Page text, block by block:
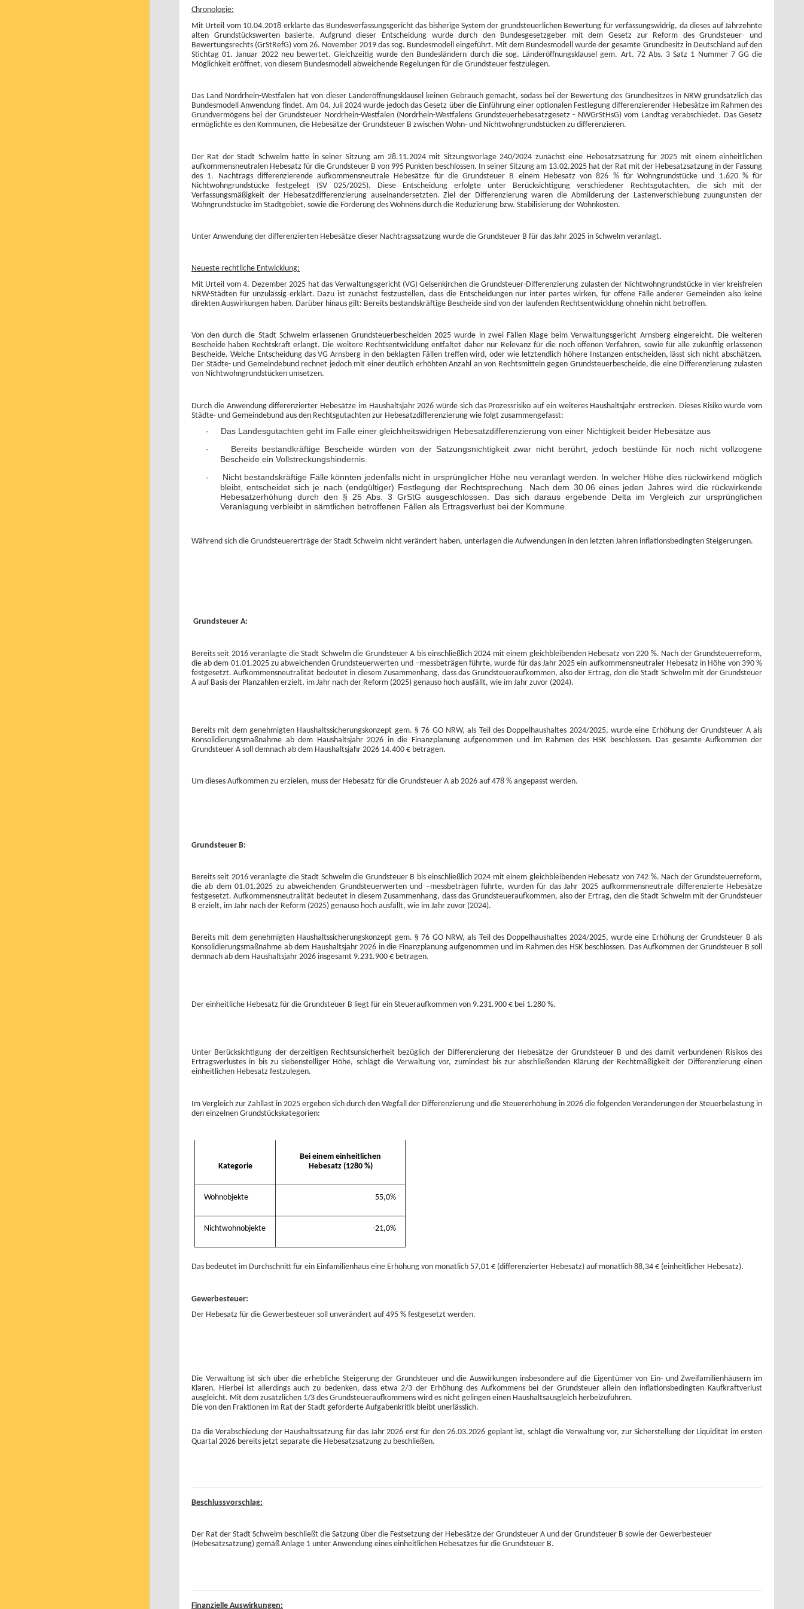
Chronologie:
Mit Urteil vom 10.04.2018 erklärte das Bundesverfassungsgericht das bisherige System der grundsteuerlichen Bewertung für verfassungswidrig, da dieses auf Jahrzehnte
alten Grundstückswerten basierte. Aufgrund dieser Entscheidung wurde durch den Bundesgesetzgeber mit dem Gesetz zur Reform des Grundsteuer- und
Bewertungsrechts (GrStRefG) vom 26. November 2019 das sog. Bundesmodell eingeführt. Mit dem Bundesmodell wurde der gesamte Grundbesitz in Deutschland auf den
Stichtag 01. Januar 2022 neu bewertet. Gleichzeitig wurde den Bundesländern durch die sog. Länderöffnungsklausel gem. Art. 72 Abs. 3 Satz 1 Nummer 7 GG die
Möglichkeit eröffnet, von diesem Bundesmodell abweichende Regelungen für die Grundsteuer festzulegen.
Das Land Nordrhein-Westfalen hat von dieser Länderöffnungsklausel keinen Gebrauch gemacht, sodass bei der Bewertung des Grundbesitzes in NRW grundsätzlich das
Bundesmodell Anwendung findet. Am 04. Juli 2024 wurde jedoch das Gesetz über die Einführung einer optionalen Festlegung differenzierender Hebesätze im Rahmen des
Grundvermögens bei der Grundsteuer Nordrhein-Westfalen (Nordrhein-Westfalens Grundsteuerhebesatzgesetz - NWGrStHsG) vom Landtag verabschiedet. Das Gesetz
ermöglichte es den Kommunen, die Hebesätze der Grundsteuer B zwischen Wohn- und Nichtwohngrundstücken zu differenzieren.
Der Rat der Stadt Schwelm hatte in seiner Sitzung am 28.11.2024 mit Sitzungsvorlage 240/2024 zunächst eine Hebesatzsatzung für 2025 mit einem einheitlichen
aufkommensneutralen Hebesatz für die Grundsteuer B von 995 Punkten beschlossen. In seiner Sitzung am 13.02.2025 hat der Rat mit der Hebesatzsatzung in der Fassung
des 1. Nachtrags differenzierende aufkommensneutrale Hebesätze für die Grundsteuer B einem Hebesatz von 826 % für Wohngrundstücke und 1.620 % für
Nichtwohngrundstücke festgelegt (SV 025/2025). Diese Entscheidung erfolgte unter Berücksichtigung verschiedener Rechtsgutachten, die sich mit der
Verfassungsmäßigkeit der Hebesatzdifferenzierung auseinandersetzten. Ziel der Differenzierung waren die Abmilderung der Lastenverschiebung zuungunsten der
Wohngrundstücke im Stadtgebiet, sowie die Förderung des Wohnens durch die Reduzierung bzw. Stabilisierung der Wohnkosten.
Unter Anwendung der differenzierten Hebesätze dieser Nachtragssatzung wurde die Grundsteuer B für das Jahr 2025 in Schwelm veranlagt.
Neueste rechtliche Entwicklung:
Mit Urteil vom 4. Dezember 2025 hat das Verwaltungsgericht (VG) Gelsenkirchen die Grundsteuer-Differenzierung zulasten der Nichtwohngrundstücke in vier kreisfreien
NRW-Städten für unzulässig erklärt. Dazu ist zunächst festzustellen, dass die Entscheidungen nur inter partes wirken, für offene Fälle anderer Gemeinden also keine
direkten Auswirkungen haben. Darüber hinaus gilt: Bereits bestandskräftige Bescheide sind von der laufenden Rechtsentwicklung ohnehin nicht betroffen.
Von den durch die Stadt Schwelm erlassenen Grundsteuerbescheiden 2025 wurde in zwei Fällen Klage beim Verwaltungsgericht Arnsberg eingereicht. Die weiteren
Bescheide haben Rechtskraft erlangt. Die weitere Rechtsentwicklung entfaltet daher nur Relevanz für die noch offenen Verfahren, sowie für alle zukünftig erlassenen
Bescheide. Welche Entscheidung das VG Arnsberg in den beklagten Fällen treffen wird, oder wie letztendlich höhere Instanzen entscheiden, lässt sich nicht abschätzen.
Der Städte- und Gemeindebund rechnet jedoch mit einer deutlich erhöhten Anzahl an von Rechtsmitteln gegen Grundsteuerbescheide, die eine Differenzierung zulasten
von Nichtwohngrundstücken umsetzen.
Durch die Anwendung differenzierter Hebesätze im Haushaltsjahr 2026 würde sich das Prozessrisiko auf ein weiteres Haushaltsjahr erstrecken. Dieses Risiko wurde vom
Städte- und Gemeindebund aus den Rechtsgutachten zur Hebesatzdifferenzierung wie folgt zusammengefasst:
-
Das Landesgutachten geht im Falle einer gleichheitswidrigen Hebesatzdifferenzierung von einer Nichtigkeit beider Hebesätze aus
-
Bereits bestandkräftige Bescheide würden von der Satzungsnichtigkeit zwar nicht berührt, jedoch bestünde für noch nicht vollzogene
Bescheide ein Vollstreckungshindernis.
-
Nicht bestandskräftige Fälle könnten jedenfalls nicht in ursprünglicher Höhe neu veranlagt werden. In welcher Höhe dies rückwirkend möglich
bleibt, entscheidet sich je nach (endgültiger) Festlegung der Rechtsprechung. Nach dem 30.06 eines jeden Jahres wird die rückwirkende
Hebesatzerhöhung durch den § 25 Abs. 3 GrStG ausgeschlossen. Das sich daraus ergebende Delta im Vergleich zur ursprünglichen
Veranlagung verbleibt in sämtlichen betroffenen Fällen als Ertragsverlust bei der Kommune.
Während sich die Grundsteuererträge der Stadt Schwelm nicht verändert haben, unterlagen die Aufwendungen in den letzten Jahren inflationsbedingten Steigerungen.
Grundsteuer A:
Bereits seit 2016 veranlagte die Stadt Schwelm die Grundsteuer A bis einschließlich 2024 mit einem gleichbleibenden Hebesatz von 220 %. Nach der Grundsteuerreform,
die ab dem 01.01.2025 zu abweichenden Grundsteuerwerten und –messbeträgen führte, wurde für das Jahr 2025 ein aufkommensneutraler Hebesatz in Höhe von 390 %
festgesetzt. Aufkommensneutralität bedeutet in diesem Zusammenhang, dass das Grundsteueraufkommen, also der Ertrag, den die Stadt Schwelm mit der Grundsteuer
A auf Basis der Planzahlen erzielt, im Jahr nach der Reform (2025) genauso hoch ausfällt, wie im Jahr zuvor (2024).
Bereits mit dem genehmigten Haushaltssicherungskonzept gem. § 76 GO NRW, als Teil des Doppelhaushaltes 2024/2025, wurde eine Erhöhung der Grundsteuer A als
Konsolidierungsmaßnahme ab dem Haushaltsjahr 2026 in die Finanzplanung aufgenommen und im Rahmen des HSK beschlossen. Das gesamte Aufkommen der
Grundsteuer A soll demnach ab dem Haushaltsjahr 2026 14.400 € betragen.
Um dieses Aufkommen zu erzielen, muss der Hebesatz für die Grundsteuer A ab 2026 auf 478 % angepasst werden.
Grundsteuer B:
Bereits seit 2016 veranlagte die Stadt Schwelm die Grundsteuer B bis einschließlich 2024 mit einem gleichbleibenden Hebesatz von 742 %. Nach der Grundsteuerreform,
die ab dem 01.01.2025 zu abweichenden Grundsteuerwerten und –messbeträgen führte, wurden für das Jahr 2025 aufkommensneutrale differenzierte Hebesätze
festgesetzt. Aufkommensneutralität bedeutet in diesem Zusammenhang, dass das Grundsteueraufkommen, also der Ertrag, den die Stadt Schwelm mit der Grundsteuer
B erzielt, im Jahr nach der Reform (2025) genauso hoch ausfällt, wie im Jahr zuvor (2024).
Bereits mit dem genehmigten Haushaltssicherungskonzept gem. § 76 GO NRW, als Teil des Doppelhaushaltes 2024/2025, wurde eine Erhöhung der Grundsteuer B als
Konsolidierungsmaßnahme ab dem Haushaltsjahr 2026 in die Finanzplanung aufgenommen und im Rahmen des HSK beschlossen. Das Aufkommen der Grundsteuer B soll
demnach ab dem Haushaltsjahr 2026 insgesamt 9.231.900 € betragen.
Der einheitliche Hebesatz für die Grundsteuer B liegt für ein Steueraufkommen von 9.231.900 € bei 1.280 %.
Unter Berücksichtigung der derzeitigen Rechtsunsicherheit bezüglich der Differenzierung der Hebesätze der Grundsteuer B und des damit verbundenen Risikos des
Ertragsverlustes in bis zu siebenstelliger Höhe, schlägt die Verwaltung vor, zumindest bis zur abschließenden Klärung der Rechtmäßigkeit der Differenzierung einen
einheitlichen Hebesatz festzulegen.
Im Vergleich zur Zahllast in 2025 ergeben sich durch den Wegfall der Differenzierung und die Steuererhöhung in 2026 die folgenden Veränderungen der Steuerbelastung in
den einzelnen Grundstückskategorien:
Kategorie
Bei einem einheitlichen
Hebesatz (1280 %)
Wohnobjekte 55,0%
Nichtwohnobjekte -21,0%
Das bedeutet im Durchschnitt für ein Einfamilienhaus eine Erhöhung von monatlich 57,01 € (differenzierter Hebesatz) auf monatlich 88,34 € (einheitlicher Hebesatz).
Gewerbesteuer:
Der Hebesatz für die Gewerbesteuer soll unverändert auf 495 % festgesetzt werden.
Die Verwaltung ist sich über die erhebliche Steigerung der Grundsteuer und die Auswirkungen insbesondere auf die Eigentümer von Ein- und Zweifamilienhäusern im
Klaren. Hierbei ist allerdings auch zu bedenken, dass etwa 2/3 der Erhöhung des Aufkommens bei der Grundsteuer allein den inflationsbedingten Kaufkraftverlust
ausgleicht. Mit dem zusätzlichen 1/3 des Grundsteueraufkommens wird es nicht gelingen einen Haushaltsausgleich herbeizuführen.
Die von den Fraktionen im Rat der Stadt geforderte Aufgabenkritik bleibt unerlässlich.
Da die Verabschiedung der Haushaltssatzung für das Jahr 2026 erst für den 26.03.2026 geplant ist, schlägt die Verwaltung vor, zur Sicherstellung der Liquidität im ersten
Quartal 2026 bereits jetzt separate die Hebesatzsatzung zu beschließen.
Beschlussvorschlag:
Der Rat der Stadt Schwelm beschließt die Satzung über die Festsetzung der Hebesätze der Grundsteuer A und der Grundsteuer B sowie der Gewerbesteuer
(Hebesatzsatzung) gemäß Anlage 1 unter Anwendung eines einheitlichen Hebesatzes für die Grundsteuer B.
Finanzielle Auswirkungen: